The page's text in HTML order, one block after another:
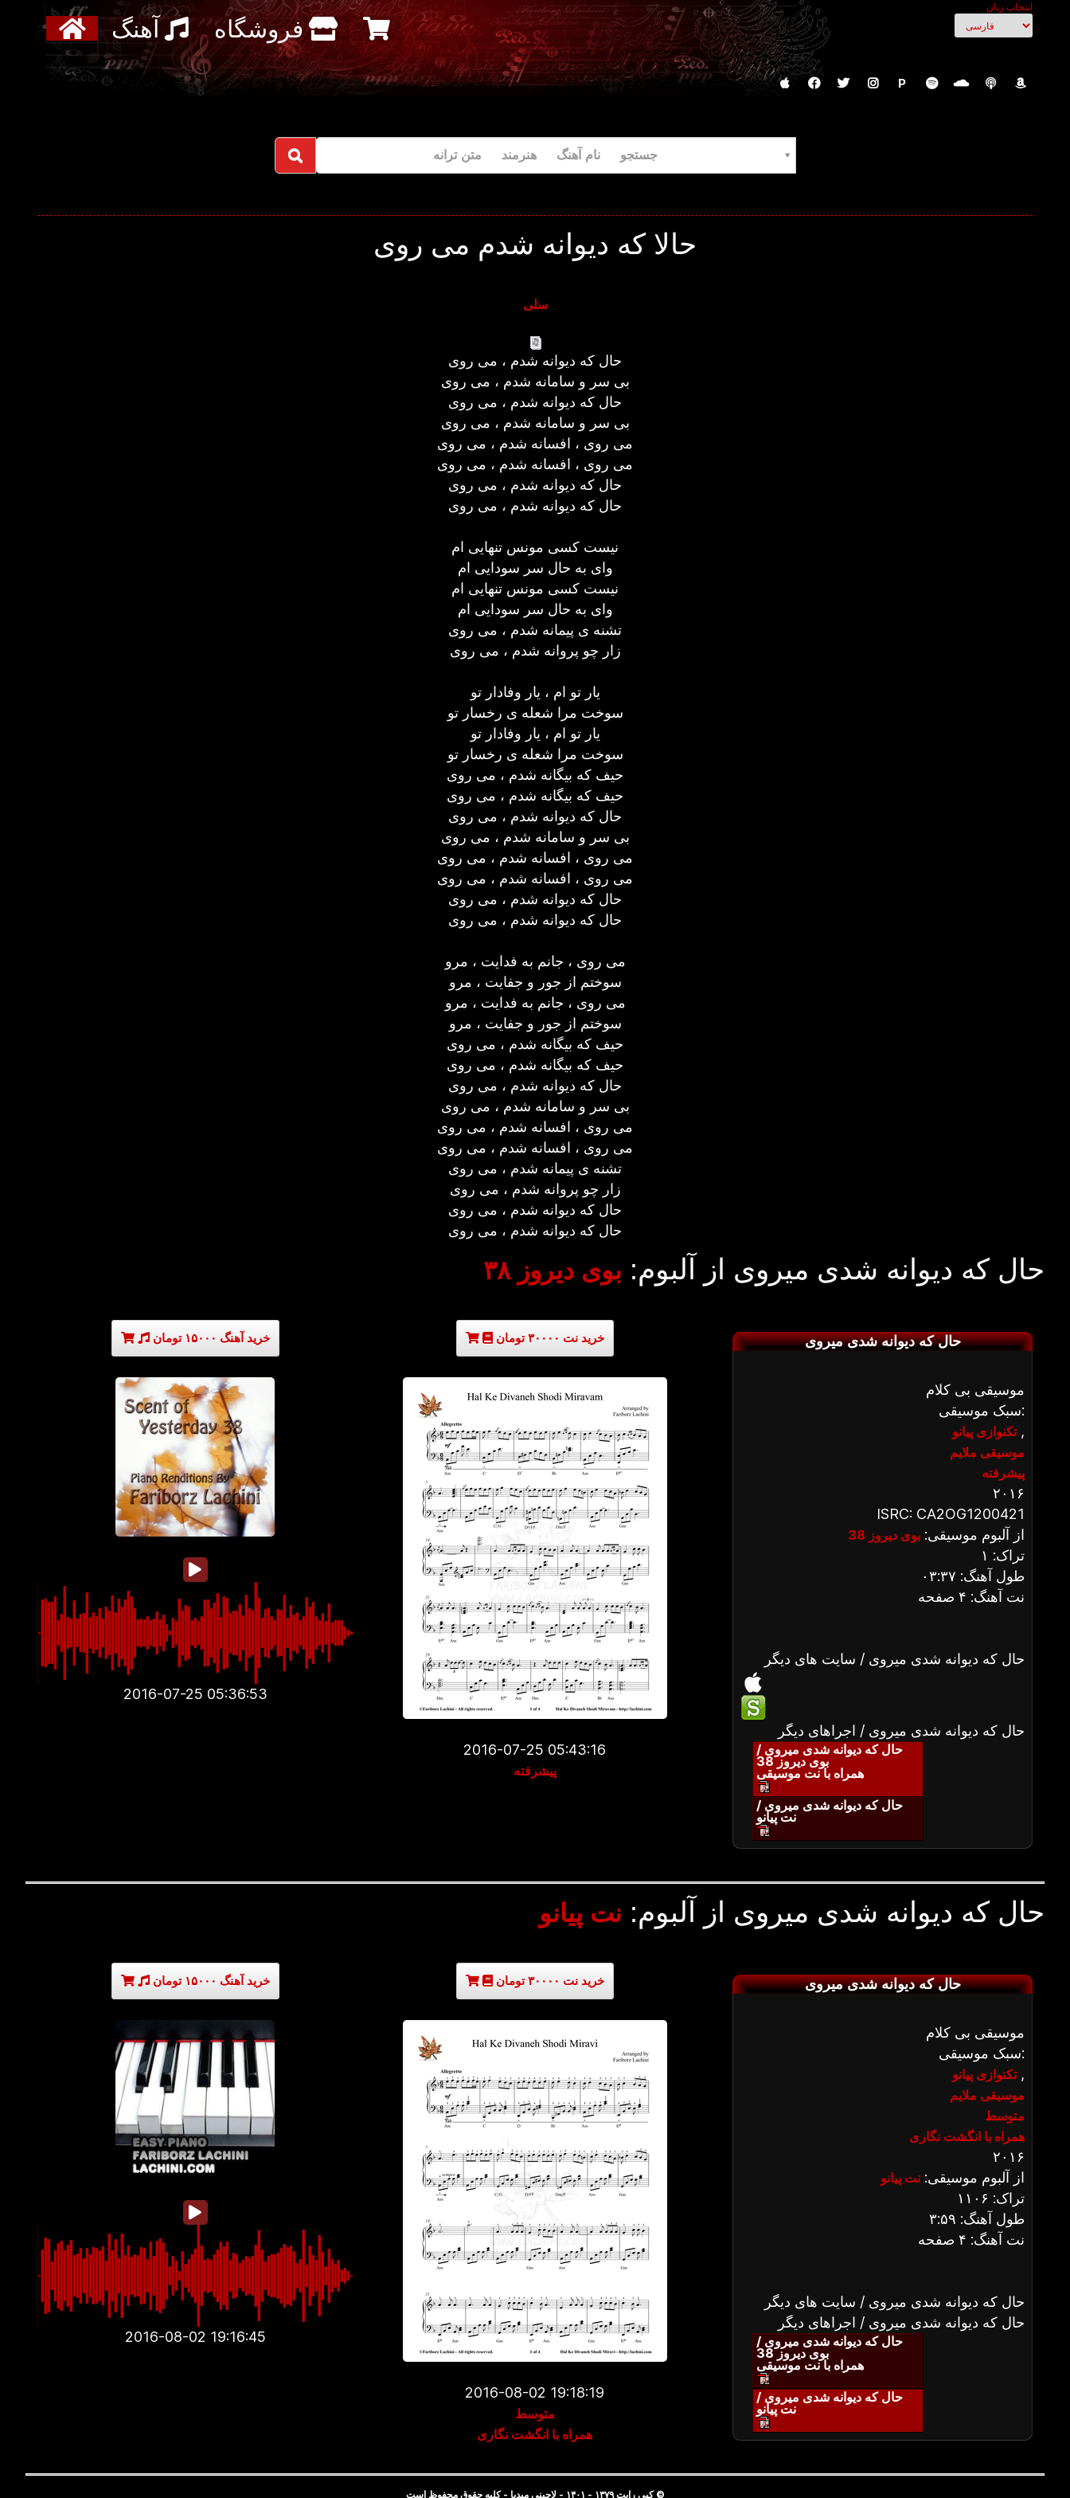
انتخاب زبان
آهنگ فروشگاه
P
جستجو نام آهنگ هنرمند متن ترانه
حالا که دیوانه شدم می روی
سلی
حال که دیوانه شدم ، می روی
بی سر و سامانه شدم ، می روی
حال که دیوانه شدم ، می روی
بی سر و سامانه شدم ، می روی
می روی ، افسانه شدم ، می روی
می روی ، افسانه شدم ، می روی
حال که دیوانه شدم ، می روی
حال که دیوانه شدم ، می روی
نیست کسی مونس تنهایی ام
وای به حال سر سودایی ام
نیست کسی مونس تنهایی ام
وای به حال سر سودایی ام
تشنه ی پیمانه شدم ، می روی
زار چو پروانه شدم ، می روی
یار تو ام ، یار وفادار تو
سوخت مرا شعله ی رخسار تو
یار تو ام ، یار وفادار تو
سوخت مرا شعله ی رخسار تو
حیف که بیگانه شدم ، می روی
حیف که بیگانه شدم ، می روی
حال که دیوانه شدم ، می روی
بی سر و سامانه شدم ، می روی
می روی ، افسانه شدم ، می روی
می روی ، افسانه شدم ، می روی
حال که دیوانه شدم ، می روی
حال که دیوانه شدم ، می روی
می روی ، جانم به فدایت ، مرو
سوختم از جور و جفایت ، مرو
می روی ، جانم به فدایت ، مرو
سوختم از جور و جفایت ، مرو
حیف که بیگانه شدم ، می روی
حیف که بیگانه شدم ، می روی
حال که دیوانه شدم ، می روی
بی سر و سامانه شدم ، می روی
می روی ، افسانه شدم ، می روی
می روی ، افسانه شدم ، می روی
تشنه ی پیمانه شدم ، می روی
زار چو پروانه شدم ، می روی
حال که دیوانه شدم ، می روی
حال که دیوانه شدم ، می روی
حال که دیوانه شدی میروی از آلبوم: بوی دیروز ۳۸
خرید آهنگ ۱۵۰۰۰ تومان
2016-07-25 05:36:53
خرید نت ۳۰۰۰۰ تومان
2016-07-25 05:43:16
پیشرفته
حال که دیوانه شدی میروی
موسیقی بی کلام
سبک موسیقی:
تکنوازی پیانو,
موسیقی ملایم
پیشرفته
۲۰۱۶
ISRC: CA2OG1200421
از آلبوم موسیقی:بوی دیروز 38
تراک: ۱
طول آهنگ: ۰۳:۳۷
نت آهنگ: ۴ صفحه
حال که دیوانه شدی میروی / سایت های دیگر
حال که دیوانه شدی میروی / اجراهای دیگر
حال که دیوانه شدی میروی /
بوی دیروز 38
همراه با نت موسیقی
حال که دیوانه شدی میروی /
نت پیانو
حال که دیوانه شدی میروی از آلبوم: نت پیانو
خرید آهنگ ۱۵۰۰۰ تومان
2016-08-02 19:16:45
خرید نت ۳۰۰۰۰ تومان
2016-08-02 19:18:19
متوسط
همراه با انگشت نگاری
حال که دیوانه شدی میروی
موسیقی بی کلام
سبک موسیقی:
تکنوازی پیانو,
موسیقی ملایم
متوسط
همراه با انگشت نگاری
۲۰۱۶
از آلبوم موسیقی:نت پیانو
تراک: ۱۱۰۶
طول آهنگ: ۳:۵۹
نت آهنگ: ۴ صفحه
حال که دیوانه شدی میروی / سایت های دیگر
حال که دیوانه شدی میروی / اجراهای دیگر
حال که دیوانه شدی میروی /
بوی دیروز 38
همراه با نت موسیقی
حال که دیوانه شدی میروی /
نت پیانو
© کپی رایت ۱۳۷۹ - ۱۴۰۱ - لاچینی میدیا - کلیه حقوق محفوظ است